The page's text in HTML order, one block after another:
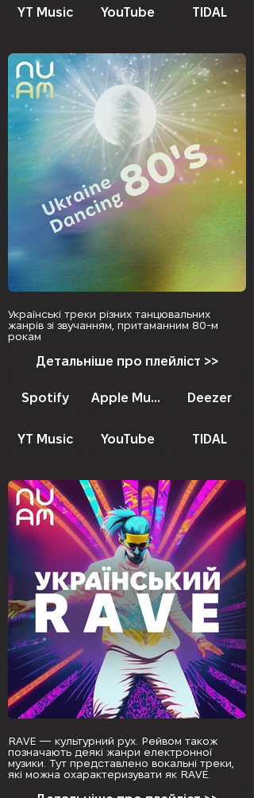
YT Music YouTube TIDAL
Українські треки різних танцювальних
жанрів зі звучанням, притаманним 80-м
рокам
Детальніше про плейліст >>
Spotify Apple Music Deezer
YT Music YouTube TIDAL
RAVE — культурний рух. Рейвом також
позначають деякі жанри електронної
музики. Тут представлено вокальні треки,
які можна охарактеризувати як RAVE.